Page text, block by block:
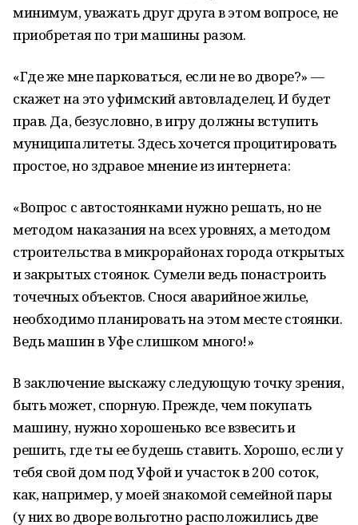
минимум, уважать друг друга в этом вопросе, не
приобретая по три машины разом.
«Где же мне парковаться, если не во дворе?» —
скажет на это уфимский автовладелец. И будет
прав. Да, безусловно, в игру должны вступить
муниципалитеты. Здесь хочется процитировать
простое, но здравое мнение из интернета:
«Вопрос с автостоянками нужно решать, но не
методом наказания на всех уровнях, а методом
строительства в микрорайонах города открытых
и закрытых стоянок. Сумели ведь понастроить
точечных объектов. Снося аварийное жилье,
необходимо планировать на этом месте стоянки.
Ведь машин в Уфе слишком много!»
В заключение выскажу следующую точку зрения,
быть может, спорную. Прежде, чем покупать
машину, нужно хорошенько все взвесить и
решить, где ты ее будешь ставить. Хорошо, если у
тебя свой дом под Уфой и участок в 200 соток,
как, например, у моей знакомой семейной пары
(у них во дворе вольготно расположились две